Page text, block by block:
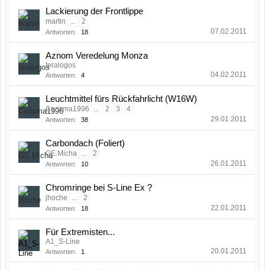
Lackierung der Frontlippe
martin ... 2
Antworten: 18 07.02.2011
Aznom Veredelung Monza
teralogos
Antworten: 4 04.02.2011
Leuchtmittel fürs Rückfahrlicht (W16W)
Carisma1996 ... 2 3 4
Antworten: 38 29.01.2011
Carbondach (Foliert)
GE.Micha ... 2
Antworten: 10 26.01.2011
Chromringe bei S-Line Ex ?
jhoche ... 2
Antworten: 18 22.01.2011
Für Extremisten...
A1_S-Line
Antworten: 1 20.01.2011